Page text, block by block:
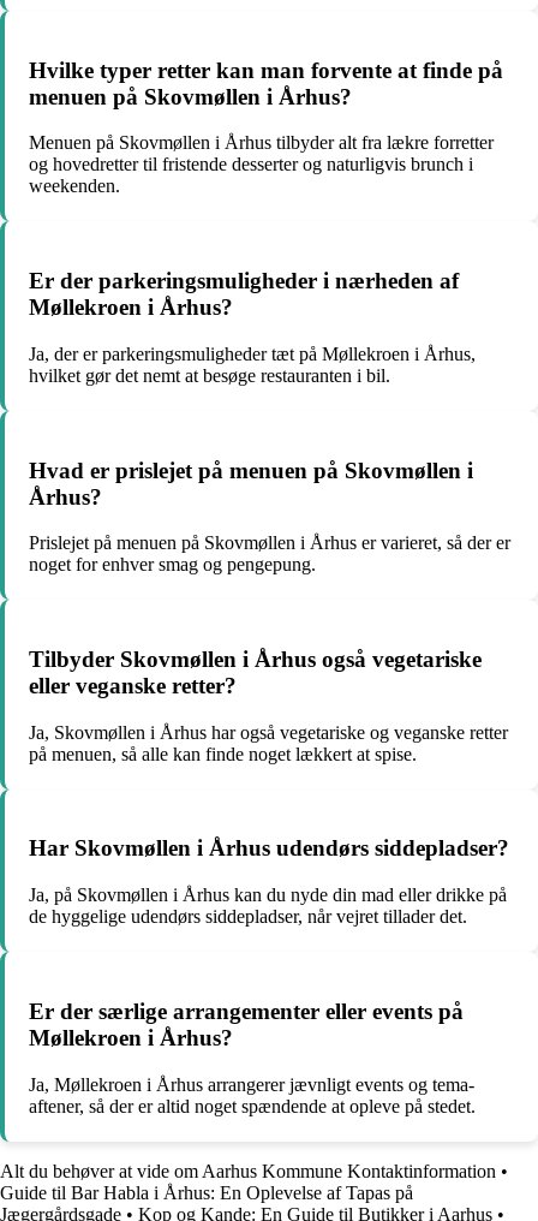
Hvilke typer retter kan man forvente at finde på
menuen på Skovmøllen i Århus?
Menuen på Skovmøllen i Århus tilbyder alt fra lækre forretter
og hovedretter til fristende desserter og naturligvis brunch i
weekenden.
Er der parkeringsmuligheder i nærheden af
Møllekroen i Århus?
Ja, der er parkeringsmuligheder tæt på Møllekroen i Århus,
hvilket gør det nemt at besøge restauranten i bil.
Hvad er prislejet på menuen på Skovmøllen i
Århus?
Prislejet på menuen på Skovmøllen i Århus er varieret, så der er
noget for enhver smag og pengepung.
Tilbyder Skovmøllen i Århus også vegetariske
eller veganske retter?
Ja, Skovmøllen i Århus har også vegetariske og veganske retter
på menuen, så alle kan finde noget lækkert at spise.
Har Skovmøllen i Århus udendørs siddepladser?
Ja, på Skovmøllen i Århus kan du nyde din mad eller drikke på
de hyggelige udendørs siddepladser, når vejret tillader det.
Er der særlige arrangementer eller events på
Møllekroen i Århus?
Ja, Møllekroen i Århus arrangerer jævnligt events og tema-
aftener, så der er altid noget spændende at opleve på stedet.
Alt du behøver at vide om Aarhus Kommune Kontaktinformation •
Guide til Bar Habla i Århus: En Oplevelse af Tapas på
Jægergårdsgade • Kop og Kande: En Guide til Butikker i Aarhus •